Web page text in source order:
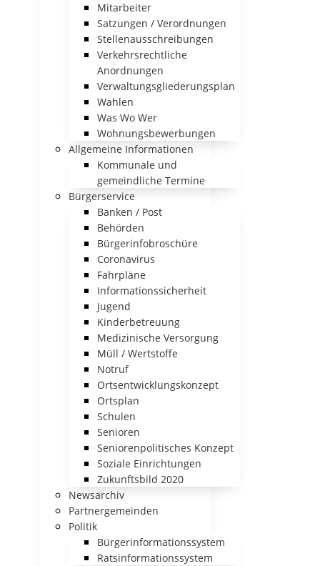
Mitarbeiter
Satzungen / Verordnungen
Stellenausschreibungen
Verkehrsrechtliche
Anordnungen
Verwaltungsgliederungsplan
Wahlen
Was Wo Wer
Wohnungsbewerbungen
Allgemeine Informationen
Kommunale und
gemeindliche Termine
Bürgerservice
Banken / Post
Behörden
Bürgerinfobroschüre
Coronavirus
Fahrpläne
Informationssicherheit
Jugend
Kinderbetreuung
Medizinische Versorgung
Müll / Wertstoffe
Notruf
Ortsentwicklungskonzept
Ortsplan
Schulen
Senioren
Seniorenpolitisches Konzept
Soziale Einrichtungen
Zukunftsbild 2020
Newsarchiv
Partnergemeinden
Politik
Bürgerinformationssystem
Ratsinformationssystem